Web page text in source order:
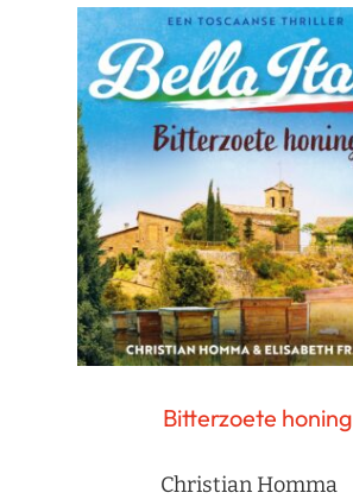
Bitterzoete honing
Christian Homma